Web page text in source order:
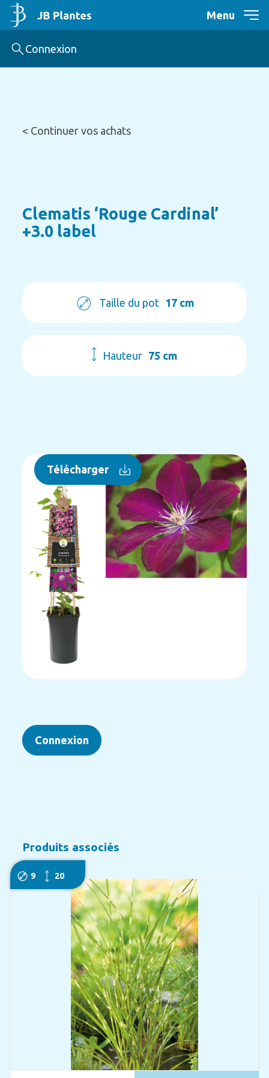
Menu
Connexion
< Continuer vos achats
Clematis ‘Rouge Cardinal’
+3.0 label
Taille du pot 17 cm
Hauteur 75 cm
Télécharger
Connexion
Produits associés
9 20